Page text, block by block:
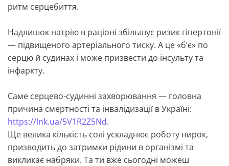
ритм серцебиття.
Надлишок натрію в раціоні збільшує ризик гіпертонії
— підвищеного артеріального тиску. А це «б’є» по
серцю й судинах і може призвести до інсульту та
інфаркту.
Саме серцево-судинні захворювання — головна
причина смертності та інвалідизації в Україні:
https://lnk.ua/5V1R2Z5Nd.
Ще велика кількість солі ускладнює роботу нирок,
призводить до затримки рідини в організмі та
викликає набряки. Та ти вже сьогодні можеш